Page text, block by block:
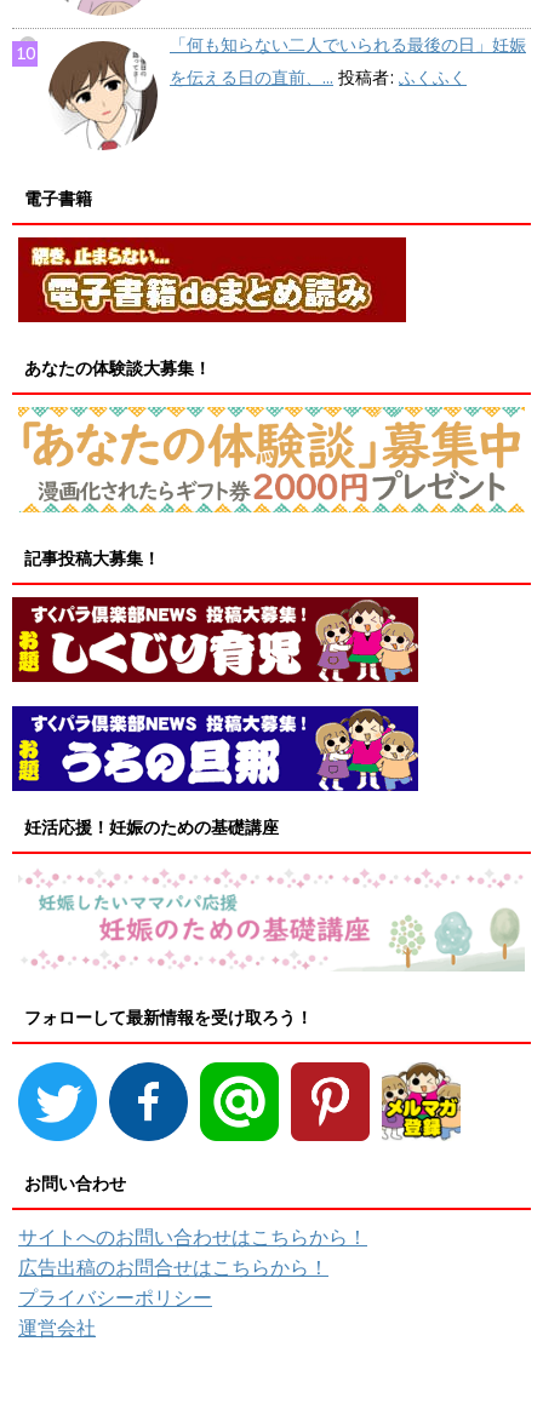
「何も知らない二人でいられる最後の日」妊娠
を伝える日の直前、... 投稿者: ふくふく
電子書籍
あなたの体験談大募集！
記事投稿大募集！
妊活応援！妊娠のための基礎講座
フォローして最新情報を受け取ろう！
お問い合わせ
サイトへのお問い合わせはこちらから！
広告出稿のお問合せはこちらから！
プライバシーポリシー
運営会社